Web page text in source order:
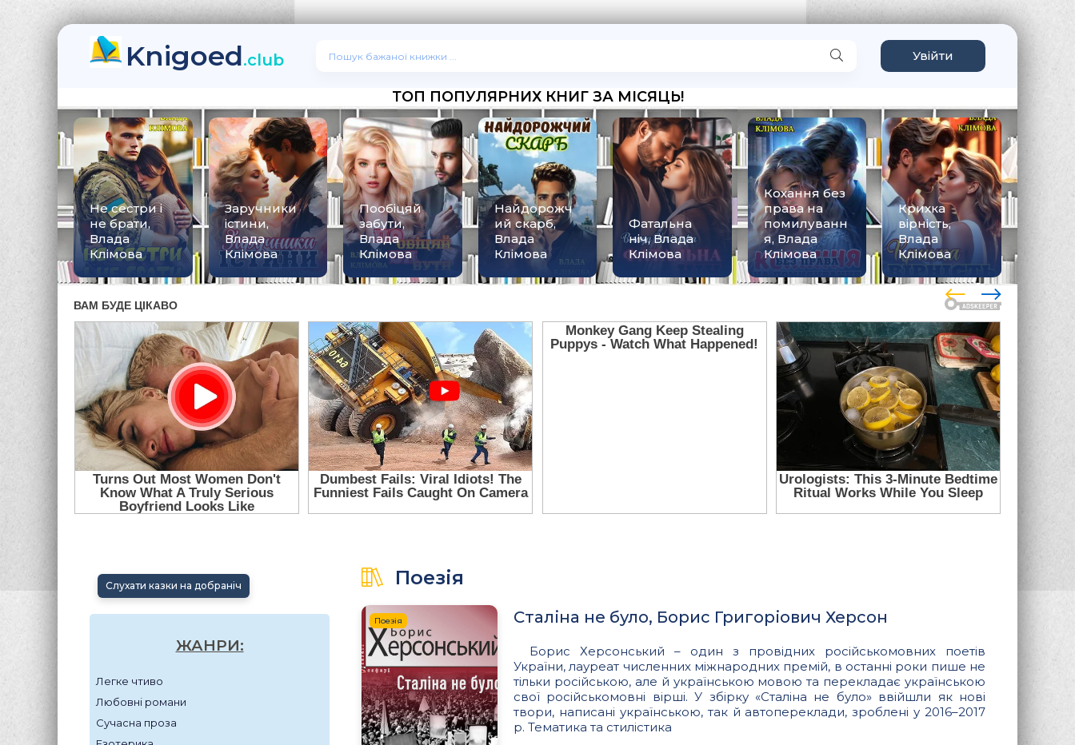
Knigoed.club Увійти
ТОП ПОПУЛЯРНИХ КНИГ ЗА МІСЯЦЬ!
Не сестри і
не брати,
Влада
Клімова
Заручники
істини,
Влада
Клімова
Пообіцяй
забути,
Влада
Клімова
Найдорожч
ий скарб,
Влада
Клімова
Фатальна
ніч, Влада
Клімова
Кохання без
права на
помилуванн
я, Влада
Клімова
Крихка
вірність,
Влада
Клімова
Слухати казки на добраніч
ЖАНРИ:
Легке чтиво
Любовні романи
Сучасна проза
Поезія
Поезія Сталіна не було, Борис Григоріович Херсон
Борис Херсонський – один з провідних російськомовних поетів
України, лауреат численних міжнародних премій, в останні роки пише не
тільки російською, але й українською мовою та перекладає українською
свої російськомовні вірші. У збірку «Сталіна не було» ввійшли як нові
твори, написані українською, так й автопереклади, зроблені у 2016–2017
р. Тематика та стилістика